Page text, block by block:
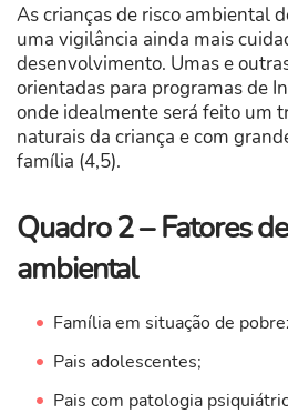
As crianças de risco ambiental
uma vigilância ainda mais
desenvolvimento. Umas e
orientadas para programas de
onde idealmente será feito um
naturais da criança e com
família (4,5).
Quadro 2 – Fatores
ambiental
Família em situação de
Pais adolescentes;
Pais com patologia